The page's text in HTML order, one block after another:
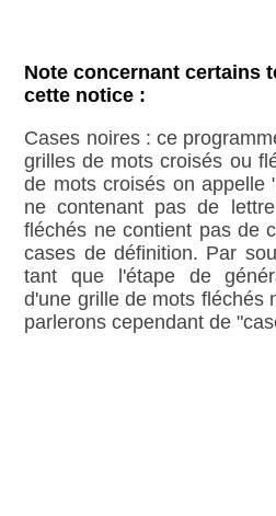
Note concernant certains
cette notice :
Cases noires : ce
grilles de mots croisés ou
de mots croisés on appelle
ne contenant pas de
fléchés ne contient pas de
cases de définition. Par
tant que l'étape de
d'une grille de mots fléchés
parlerons cependant de